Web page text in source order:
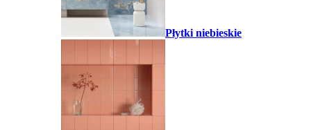
Płytki niebieskie